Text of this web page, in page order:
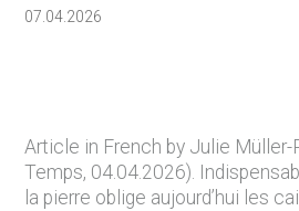
07.04.2026
Article in French by Julie Müller-
Temps, 04.04.2026).
la pierre oblige aujourd’hui les